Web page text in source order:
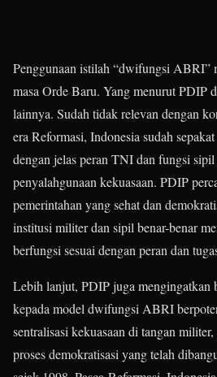
Penggunaan istilah “dwifungsi ABRI”
masa Orde Baru. Yang menurut PDIP
lainnya. Sudah tidak relevan dengan
era Reformasi, Indonesia sudah
dengan jelas peran TNI dan fungsi
penyalahgunaan kekuasaan. PDIP
pemerintahan yang sehat dan
institusi militer dan sipil benar-benar
berfungsi sesuai dengan peran dan
Lebih lanjut, PDIP juga mengingatkan
kepada model dwifungsi ABRI
sentralisasi kekuasaan di tangan
proses demokratisasi yang telah